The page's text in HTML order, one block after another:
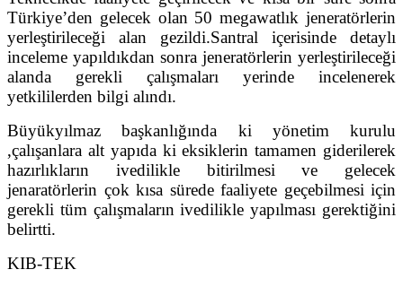
Türkiye’den gelecek olan 50 megawatlık jeneratörlerin
yerleştirileceği alan gezildi.Santral içerisinde detaylı
inceleme yapıldıkdan sonra jeneratörlerin yerleştirileceği
alanda gerekli çalışmaları yerinde incelenerek
yetkililerden bilgi alındı.
Büyükyılmaz başkanlığında ki yönetim kurulu
,çalışanlara alt yapıda ki eksiklerin tamamen giderilerek
hazırlıkların ivedilikle bitirilmesi ve gelecek
jenaratörlerin çok kısa sürede faaliyete geçebilmesi için
gerekli tüm çalışmaların ivedilikle yapılması gerektiğini
belirtti.
KIB-TEK